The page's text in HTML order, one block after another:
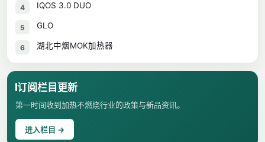
4 IQOS 3.0 DUO
5 GLO
6 湖北中烟MOK加热器
订阅栏目更新
第一时间收到加热不燃烧行业的政策与新品资讯。
进入栏目 →